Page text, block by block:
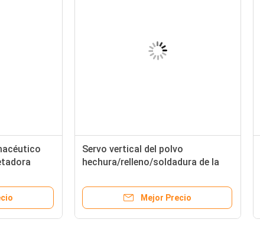
Servo vertical del polvo
hechura/relleno/soldadura de la
Mejor Precio